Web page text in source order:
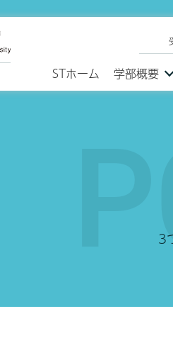
STホーム 学部概要
3